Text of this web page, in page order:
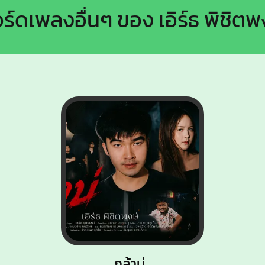
ดเพลงอื่นๆ ของ เอิร์ธ พิชิต